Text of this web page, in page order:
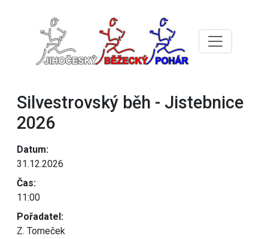
Silvestrovský běh - Jistebnice
2026
Datum:
31.12.2026
Čas:
11:00
Pořadatel:
Z. Tomeček